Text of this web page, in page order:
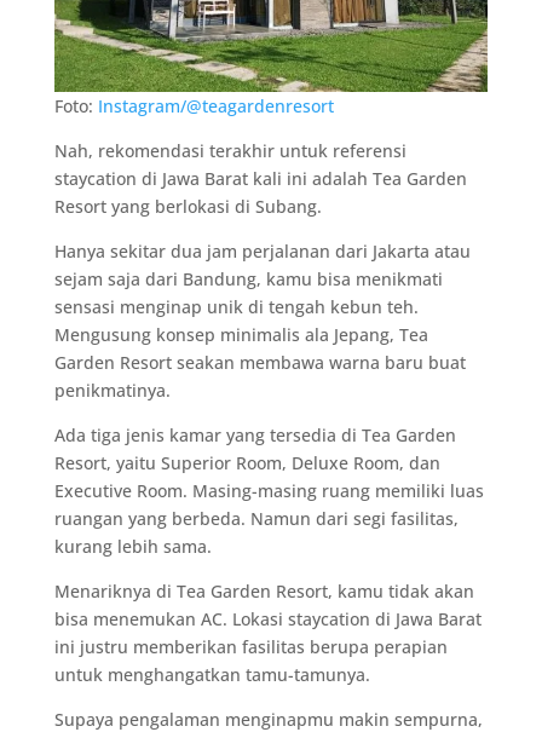
Foto: Instagram/@teagardenresort
Nah, rekomendasi terakhir untuk referensi
staycation di Jawa Barat kali ini adalah Tea Garden
Resort yang berlokasi di Subang.
Hanya sekitar dua jam perjalanan dari Jakarta atau
sejam saja dari Bandung, kamu bisa menikmati
sensasi menginap unik di tengah kebun teh.
Mengusung konsep minimalis ala Jepang, Tea
Garden Resort seakan membawa warna baru buat
penikmatinya.
Ada tiga jenis kamar yang tersedia di Tea Garden
Resort, yaitu Superior Room, Deluxe Room, dan
Executive Room. Masing-masing ruang memiliki luas
ruangan yang berbeda. Namun dari segi fasilitas,
kurang lebih sama.
Menariknya di Tea Garden Resort, kamu tidak akan
bisa menemukan AC. Lokasi staycation di Jawa Barat
ini justru memberikan fasilitas berupa perapian
untuk menghangatkan tamu-tamunya.
Supaya pengalaman menginapmu makin sempurna,